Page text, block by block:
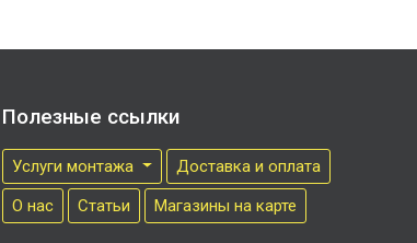
Полезные ссылки
Услуги монтажа
Доставка и оплата
О нас
Cтатьи Магазины на карте